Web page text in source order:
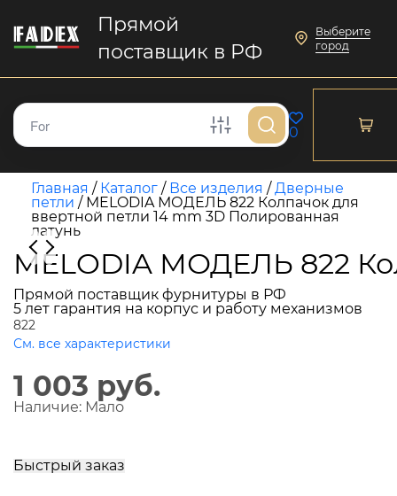
Прямой
поставщик в РФ
Выберите
город
0
Главная / Каталог / Все изделия /Дверные
петли / MELODIA МОДЕЛЬ 822 Колпачок для
ввертной петли 14 mm 3D Полированная
латунь
MELODIA МОДЕЛЬ 822
Прямой поставщик фурнитуры в РФ
5 лет гарантия на корпус и работу механизмов
822
См. все характеристики
1 003 руб.
Наличие: Мало
Быстрый заказ